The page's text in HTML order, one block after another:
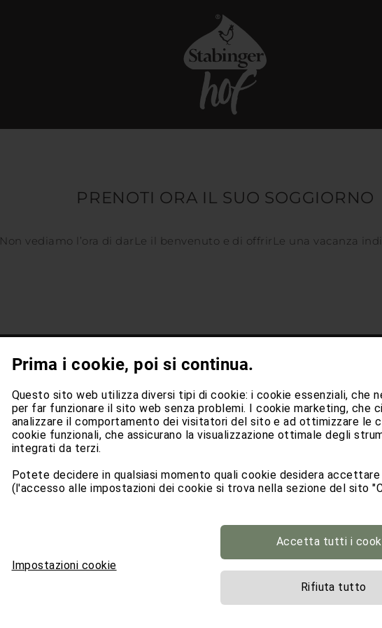
PRENOTI ORA IL SUO SOGGIORNO
Non vediamo l’ora di darLe il benvenuto e di offrirLe una vacanza
info@stabingerhof.it
Kirchweg 24
Prima i cookie, poi si continua.
Questo sito web utilizza diversi tipi di cookie: i cookie essenziali, che
per far funzionare il sito web senza problemi. I cookie marketing, che
analizzare il comportamento dei visitatori del sito e ad ottimizzare le
cookie funzionali, che assicurano la visualizzazione ottimale degli
integrati da terzi.
Potete decidere in qualsiasi momento quali cookie desidera accettare
(l'accesso alle impostazioni dei cookie si trova nella sezione del sito
Impostazioni cookie
Accetta tutti i
Rifiuta tutto